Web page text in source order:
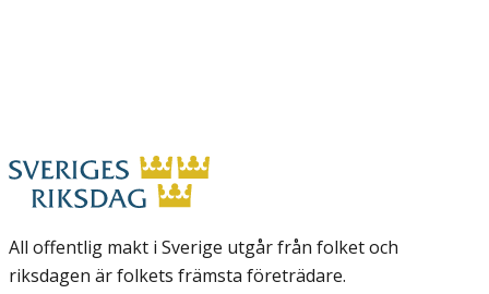
All offentlig makt i Sverige utgår från folket och
riksdagen är folkets främsta företrädare.